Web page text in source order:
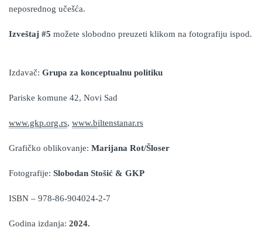
neposrednog učešća.
Izveštaj #5 možete slobodno preuzeti klikom na fotografiju ispod.
Izdavač: Grupa za konceptualnu politiku
Pariske komune 42, Novi Sad
www.gkp.org.rs, www.biltenstanar.rs
Grafičko oblikovanje: Marijana Rot/Šloser
Fotografije: Slobodan Stošić & GKP
ISBN – 978-86-904024-2-7
Godina izdanja: 2024.